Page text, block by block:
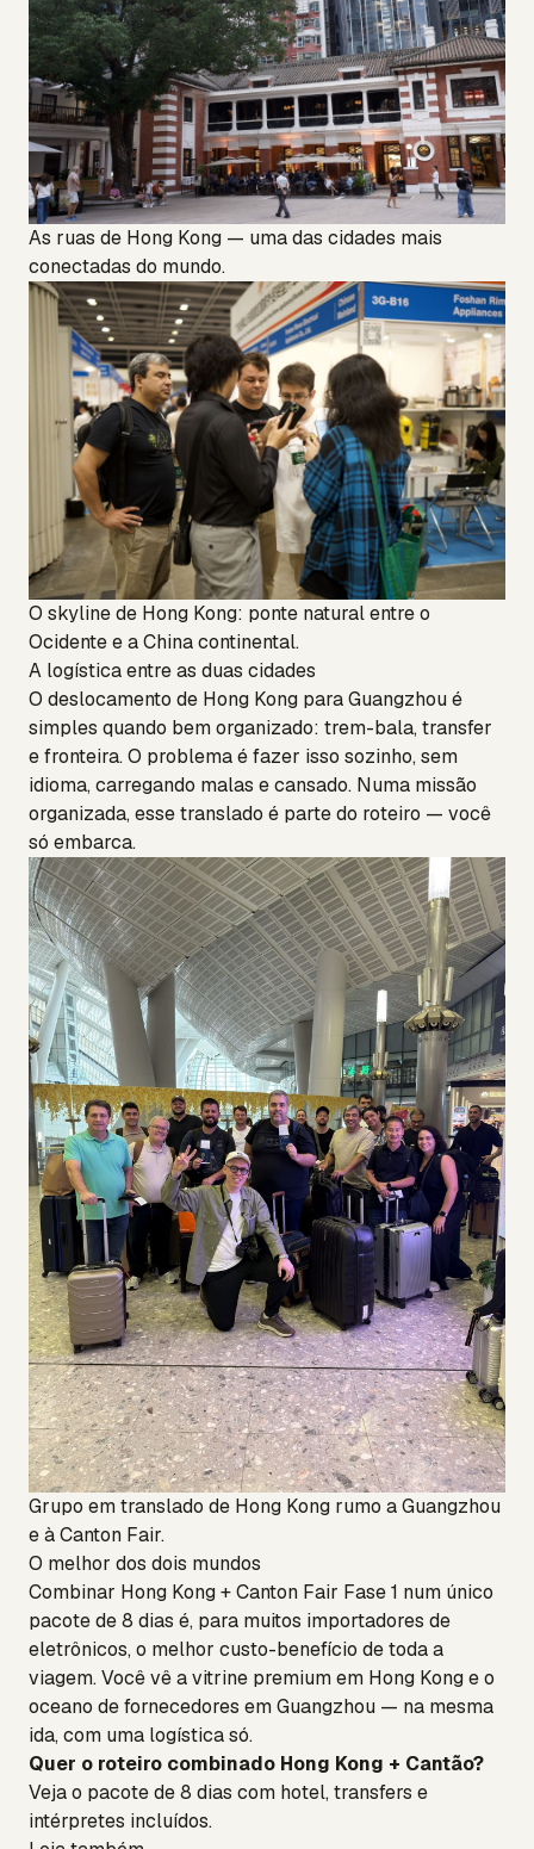
As ruas de Hong Kong — uma das cidades mais
conectadas do mundo.
O skyline de Hong Kong: ponte natural entre o
Ocidente e a China continental.
A logística entre as duas cidades
O deslocamento de Hong Kong para Guangzhou é
simples quando bem organizado: trem-bala, transfer
e fronteira. O problema é fazer isso sozinho, sem
idioma, carregando malas e cansado. Numa missão
organizada, esse translado é parte do roteiro — você
só embarca.
Grupo em translado de Hong Kong rumo a Guangzhou
e à Canton Fair.
O melhor dos dois mundos
Combinar Hong Kong + Canton Fair Fase 1 num único
pacote de 8 dias é, para muitos importadores de
eletrônicos, o melhor custo-benefício de toda a
viagem. Você vê a vitrine premium em Hong Kong e o
oceano de fornecedores em Guangzhou — na mesma
ida, com uma logística só.
Quer o roteiro combinado Hong Kong + Cantão?
Veja o pacote de 8 dias com hotel, transfers e
intérpretes incluídos.